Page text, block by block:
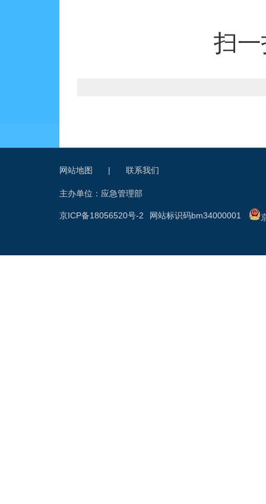
扫
网站地图 | 联系我们
主办单位：应急管理部
网站标识码bm34000001
京ICP备18056520号-2